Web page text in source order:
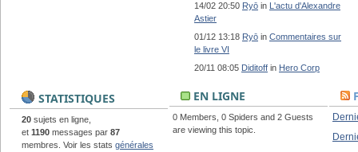
14/02 20:50 Ryō in L'actu d'Alexandre
Astier
01/12 13:18 Ryō in Commentaires sur
le livre VI
20/11 08:05 Diditoff in Hero Corp
STATISTIQUES
20 sujets en ligne,
et 1190 messages par 87
membres. Voir les stats générales
EN LIGNE
0 Members, 0 Spiders and 2 Guests
are viewing this topic.